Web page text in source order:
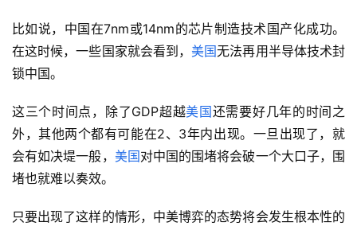
比如说，中国在7nm或14nm的芯片制造技术国产化成功。
在这时候，一些国家就会看到，美国无法再用半导体技术封
锁中国。
这三个时间点，除了GDP超越美国还需要好几年的时间之
外，其他两个都有可能在2、3年内出现。一旦出现了，就
会有如决堤一般， 美国对中国的围堵将会破一个大口子，围
堵也就难以奏效。
只要出现了这样的情形，中美博弈的态势将会发生根本性的